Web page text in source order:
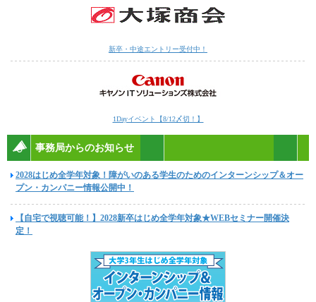
新卒・中途エントリー受付中！
1Dayイベント【8/12〆切！】
事務局からのお知らせ
2028はじめ全学年対象！障がいのある学生のためのインターンシップ＆オー
プン・カンパニー情報公開中！
【自宅で視聴可能！】2028新卒はじめ全学年対象★WEBセミナー開催決
定！